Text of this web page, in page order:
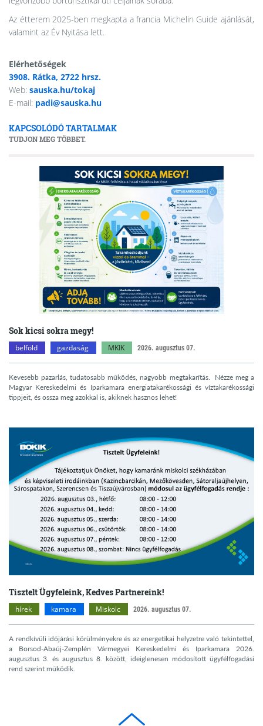
Az étterem 2025-ben megkapta a francia Michelin Guide ajánlását,
valamint az Év Nyitása lett.
Elérhetőségek
3908. Rátka, 2722 hrsz.
Web: sauska.hu/tokaj
E-mail: padi@sauska.hu
KAPCSOLÓDÓ TARTALMAK
TUDJON MEG TÖBBET.
Sok kicsi sokra megy!
belföld gazdaság MKIK 2026. augusztus 07.
Kevesebb pazarlás, tudatosabb működés, nagyobb megtakarítás. Nézze meg a
Magyar Kereskedelmi és Iparkamara energiatakarékossági és víztakarékossági
tippjeit, és ossza meg azokkal is, akiknek hasznos lehet!
Tisztelt Ügyfeleink, Kedves Partnereink!
hírek kamara Miskolc 2026. augusztus 07.
A rendkívüli időjárási körülményekre és az energetikai helyzetre való tekintettel,
a Borsod-Abaúj-Zemplén Vármegyei Kereskedelmi és Iparkamara 2026.
augusztus 3. és augusztus 8. között, ideiglenesen módosított ügyfélfogadási
rend szerint működik.